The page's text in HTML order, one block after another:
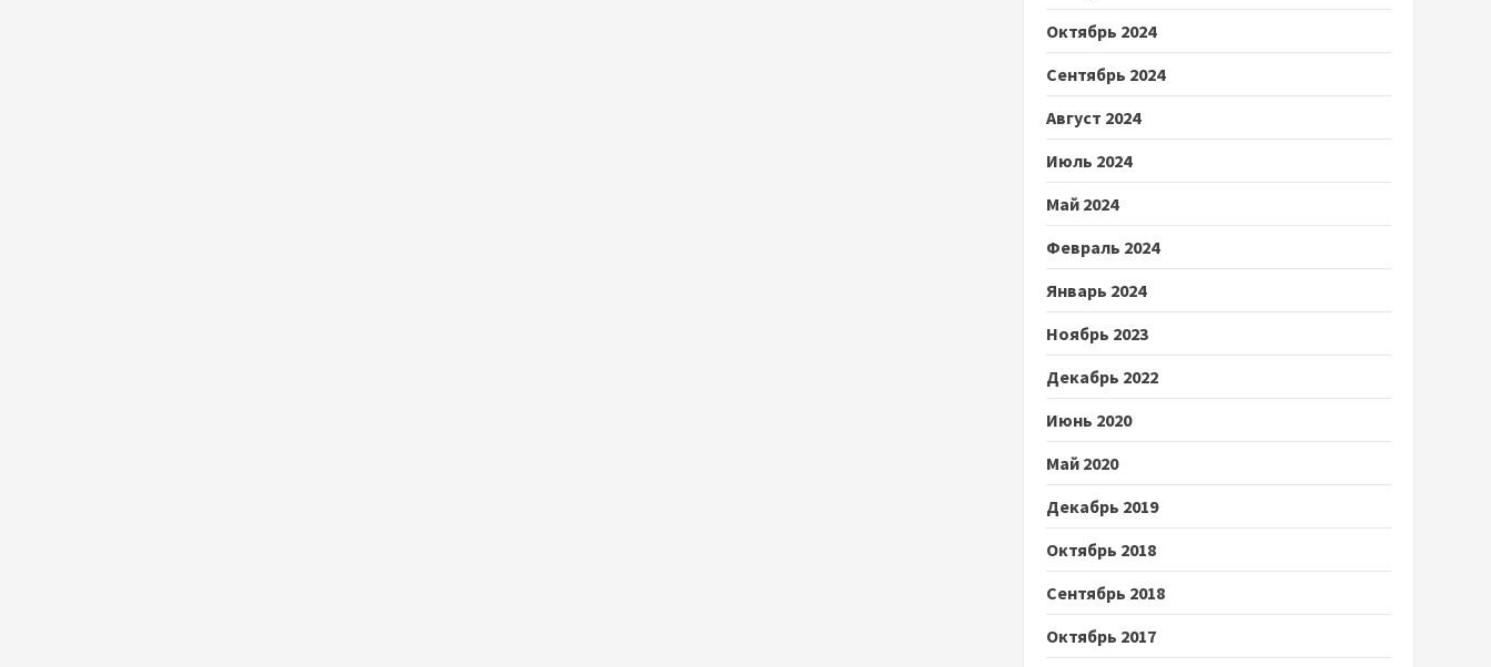
Октябрь 2024
Сентябрь 2024
Август 2024
Июль 2024
Май 2024
Февраль 2024
Январь 2024
Ноябрь 2023
Декабрь 2022
Июнь 2020
Май 2020
Декабрь 2019
Октябрь 2018
Сентябрь 2018
Октябрь 2017